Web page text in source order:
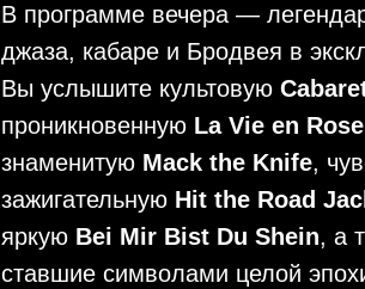
В программе вечера —
джаза, кабаре и Бродвея в
Вы услышите культовую
проникновенную La Vie en Rose
знаменитую Mack the Knife,
зажигательную Hit the Road
яркую Bei Mir Bist Du Shein, а
ставшие символами целой